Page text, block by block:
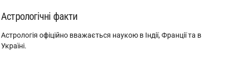
Астрологічні факти
Астрологія офіційно вважається наукою в Індії, Франції та в
Україні.